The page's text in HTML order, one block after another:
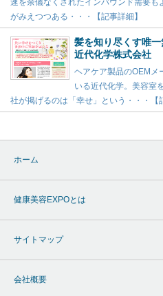
がみえつつある・・・【記事詳細】
髪を知り尽くす唯
近代化学株式会社
ヘアケア製品のOEMメ
いる近代化学。美容室
社が掲げるのは「幸せ」という・・・【
ホーム
健康美容EXPOとは
サイトマップ
会社概要